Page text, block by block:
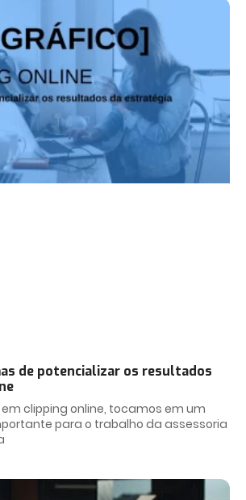
de potencializar os resultados
clipping online, tocamos em um
para o trabalho da assessoria